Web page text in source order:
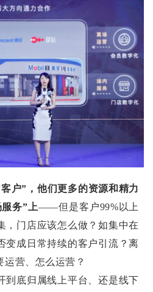
户”，他们更多的资源和精力
务”上——但是客户99%以上
，门店应该怎么做？如集中在
变成日常持续的客户引流？离
营、怎么运营？
到底归属线上平台、还是线下